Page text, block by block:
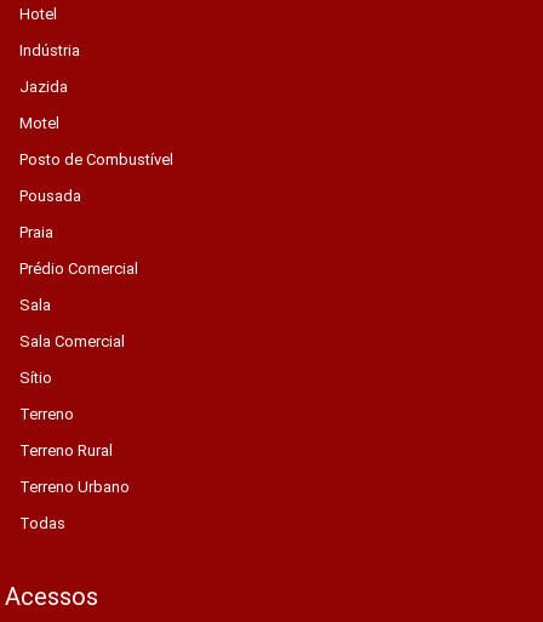
Hotel
Indústria
Jazida
Motel
Posto de Combustível
Pousada
Praia
Prédio Comercial
Sala
Sala Comercial
Sítio
Terreno
Terreno Rural
Terreno Urbano
Todas
Acessos